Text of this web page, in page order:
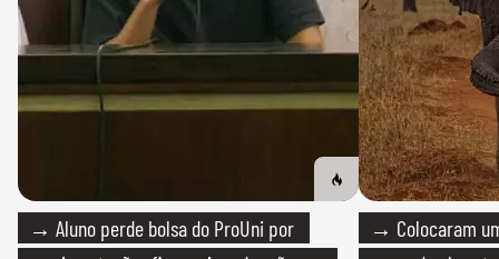
→ Aluno perde bolsa do ProUni por
→ Colocaram